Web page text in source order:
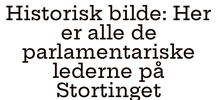
Historisk bilde: Her
er alle de
parlamentariske
lederne på
Stortinget